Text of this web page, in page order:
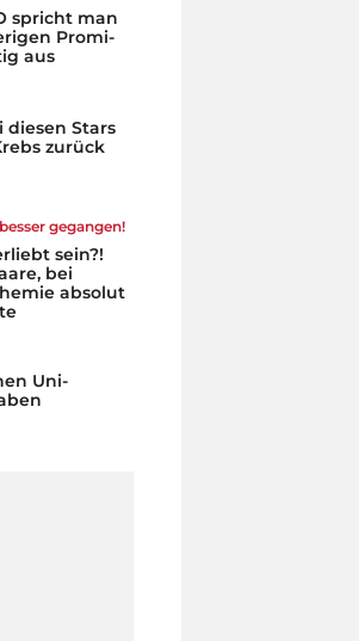
spricht man
Promi-
aus
diesen Stars
zurück
gegangen!
sein?!
bei
absolut
Uni-